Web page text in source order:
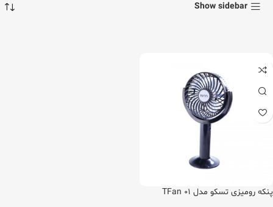
Show sidebar
پنکه رومیزی تسکو مدل TFan 01